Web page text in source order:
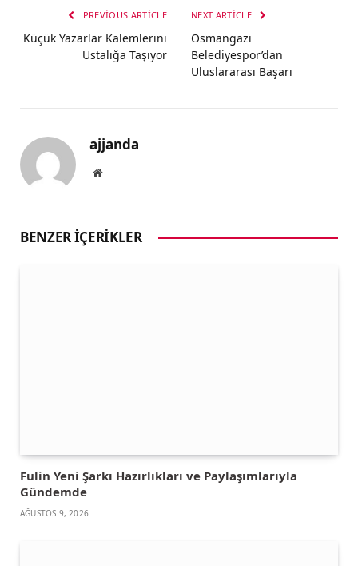
PREVIOUS ARTICLE
Küçük Yazarlar Kalemlerini
Ustalığa Taşıyor
NEXT ARTICLE
Osmangazi
Belediyespor’dan
Uluslararası Başarı
ajjanda
Website
BENZER İÇERIKLER
Fulin Yeni Şarkı Hazırlıkları ve Paylaşımlarıyla
Gündemde
AĞUSTOS 9, 2026